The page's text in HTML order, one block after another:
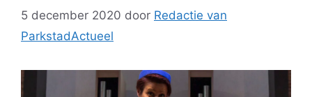
5 december 2020 door Redactie van
ParkstadActueel